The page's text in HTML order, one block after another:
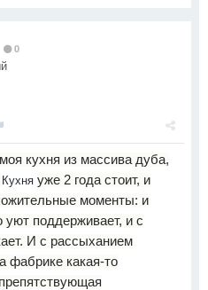
0
кухня из массива дуба,
Кухня уже 2 года стоит, и
моменты: и
уют поддерживает, и с
И с рассыханием
фабрике какая-то